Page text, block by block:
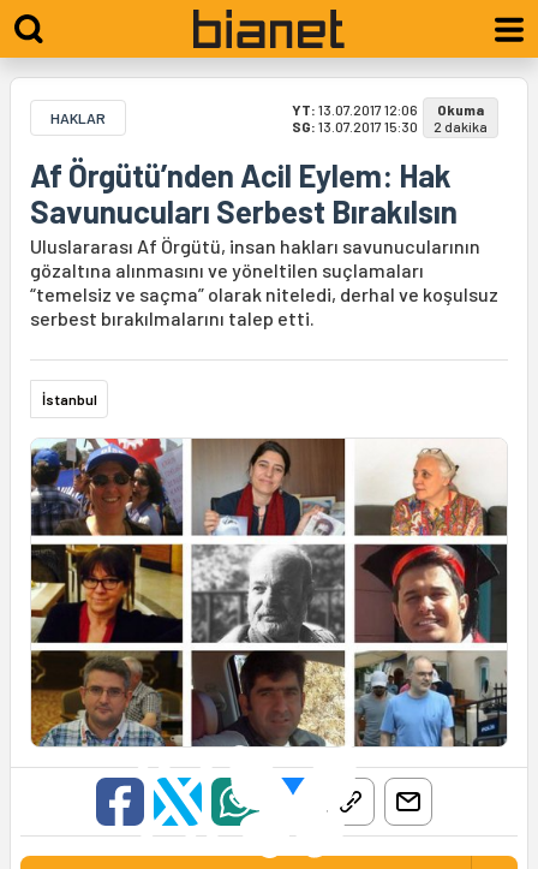
HAKLAR YT: 13.07.2017 12:06
SG: 13.07.2017 15:30
Okuma
2 dakika
Af Örgütü’nden Acil Eylem: Hak
Savunucuları Serbest Bırakılsın
Uluslararası Af Örgütü, insan hakları savunucularının
gözaltına alınmasını ve yöneltilen suçlamaları
“temelsiz ve saçma” olarak niteledi, derhal ve koşulsuz
serbest bırakılmalarını talep etti.
İstanbul